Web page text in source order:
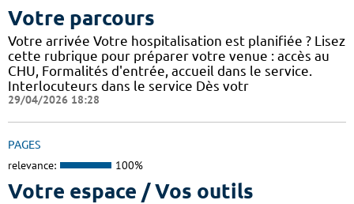
Votre parcours
Votre arrivée Votre hospitalisation est planifiée ? Lisez
cette rubrique pour préparer votre venue : accès au
CHU, Formalités d'entrée, accueil dans le service.
Interlocuteurs dans le service Dès votr
29/04/2026 18:28
PAGES
relevance: 100%
Votre espace / Vos outils